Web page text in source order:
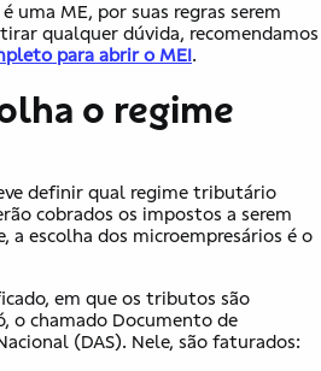
uma ME, por suas regras serem
qualquer dúvida, recomendamos
para abrir o MEI.
o regime
definir qual regime tributário
cobrados os impostos a serem
a escolha dos microempresários é o
em que os tributos são
o chamado Documento de
(DAS). Nele, são faturados: